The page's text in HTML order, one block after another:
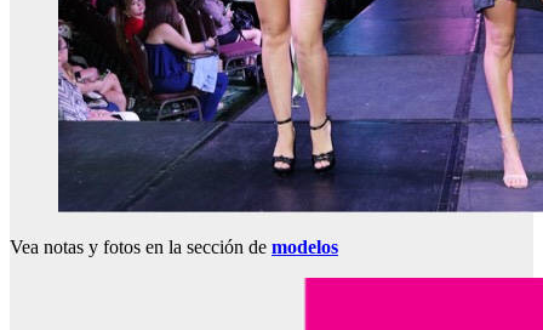
Vea notas y fotos en la sección de modelos